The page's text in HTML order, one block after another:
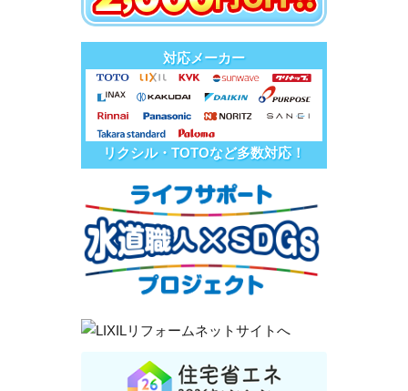
対応メーカー
リクシル・TOTOなど多数対応！